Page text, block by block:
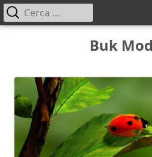
Buk
Menu
Ricerca
per: